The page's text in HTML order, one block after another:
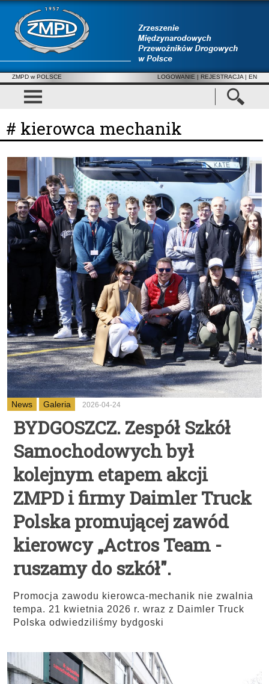
ZMPD w POLSCE LOGOWANIE | REJESTRACJA | EN
# kierowca mechanik
News Galeria 2026-04-24
BYDGOSZCZ. Zespół Szkół
Samochodowych był
kolejnym etapem akcji
ZMPD i firmy Daimler Truck
Polska promującej zawód
kierowcy „Actros Team -
ruszamy do szkół".
Promocja zawodu kierowca-mechanik nie zwalnia
tempa. 21 kwietnia 2026 r. wraz z Daimler Truck
Polska odwiedziliśmy bydgoski